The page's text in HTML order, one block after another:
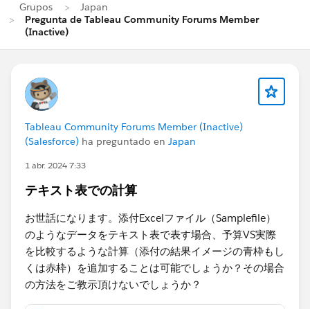
Grupos
Japan
Pregunta de Tableau Community Forums Member
(Inactive)
Tableau Community Forums Member (Inactive)
(Salesforce) ha preguntado en Japan
1 abr. 2024 7:33
テキスト表での計算
お世話になります。添付Excelファイル（Samplefile）
のようなデータをテキスト表で表す場合、予算VS実際
を比較するような計算（添付の結果イメージの青枠もし
くは赤枠）を追加することは可能でしょうか？その場合
の方法をご教示頂けないでしょうか？